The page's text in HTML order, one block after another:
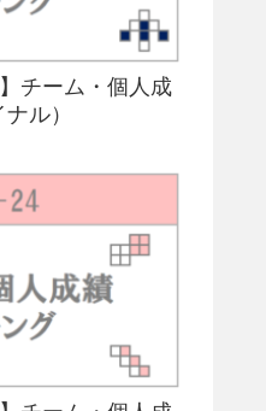
チーム・個人成
ル）